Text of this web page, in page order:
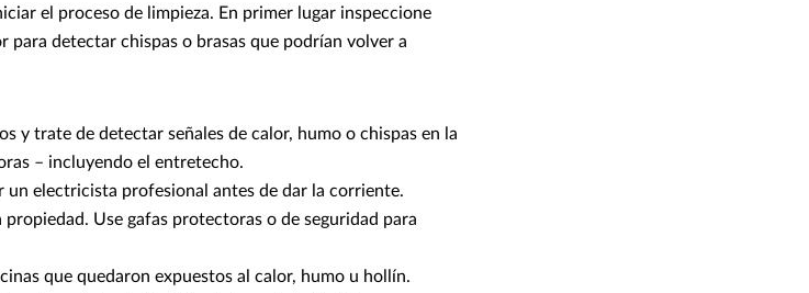
el proceso de limpieza. En primer lugar inspeccione
detectar chispas o brasas que podrían volver a
y trate de detectar señales de calor, humo o chispas en la
– incluyendo el entretecho.
un electricista profesional antes de dar la corriente.
Use gafas protectoras o de seguridad para
que quedaron expuestos al calor, humo u hollín.